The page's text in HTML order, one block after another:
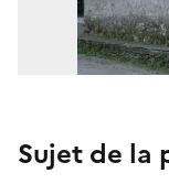
Sujet de la